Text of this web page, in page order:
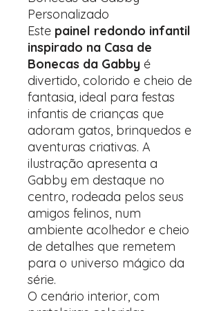
Personalizado
Este painel redondo infantil
inspirado na Casa de
Bonecas da Gabby é
divertido, colorido e cheio de
fantasia, ideal para festas
infantis de crianças que
adoram gatos, brinquedos e
aventuras criativas. A
ilustração apresenta a
Gabby em destaque no
centro, rodeada pelos seus
amigos felinos, num
ambiente acolhedor e cheio
de detalhes que remetem
para o universo mágico da
série.
O cenário interior, com